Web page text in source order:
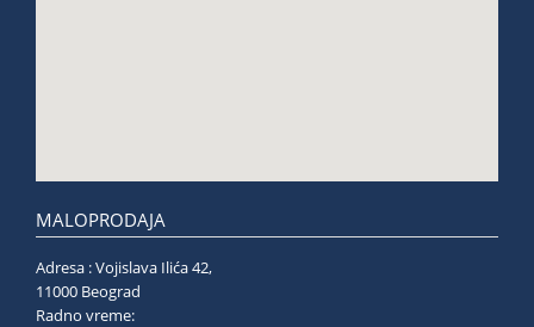
MALOPRODAJA
Adresa : Vojislava Ilića 42,
11000 Beograd
Radno vreme: